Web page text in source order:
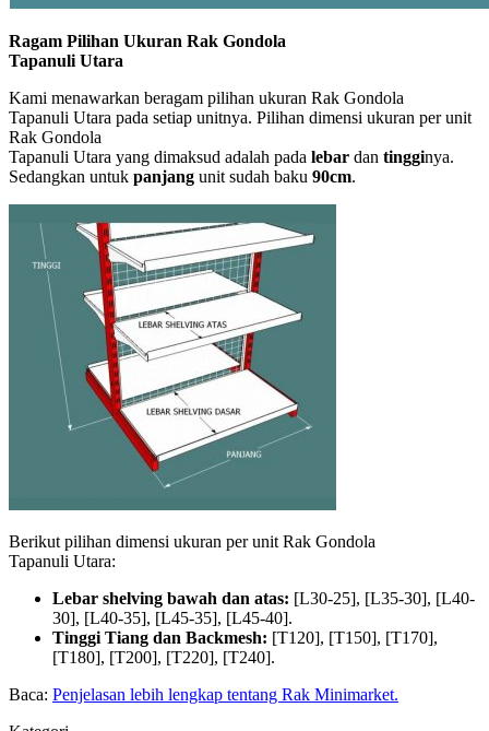
Ragam Pilihan Ukuran Rak Gondola
Tapanuli Utara
Kami menawarkan beragam pilihan ukuran Rak Gondola
Tapanuli Utara pada setiap unitnya. Pilihan dimensi ukuran per unit
Rak Gondola
Tapanuli Utara yang dimaksud adalah pada lebar dan tingginya.
Sedangkan untuk panjang unit sudah baku 90cm.
Berikut pilihan dimensi ukuran per unit Rak Gondola
Tapanuli Utara:
Lebar shelving bawah dan atas: [L30-25], [L35-30], [L40-
30], [L40-35], [L45-35], [L45-40].
Tinggi Tiang dan Backmesh: [T120], [T150], [T170],
[T180], [T200], [T220], [T240].
Baca: Penjelasan lebih lengkap tentang Rak Minimarket.